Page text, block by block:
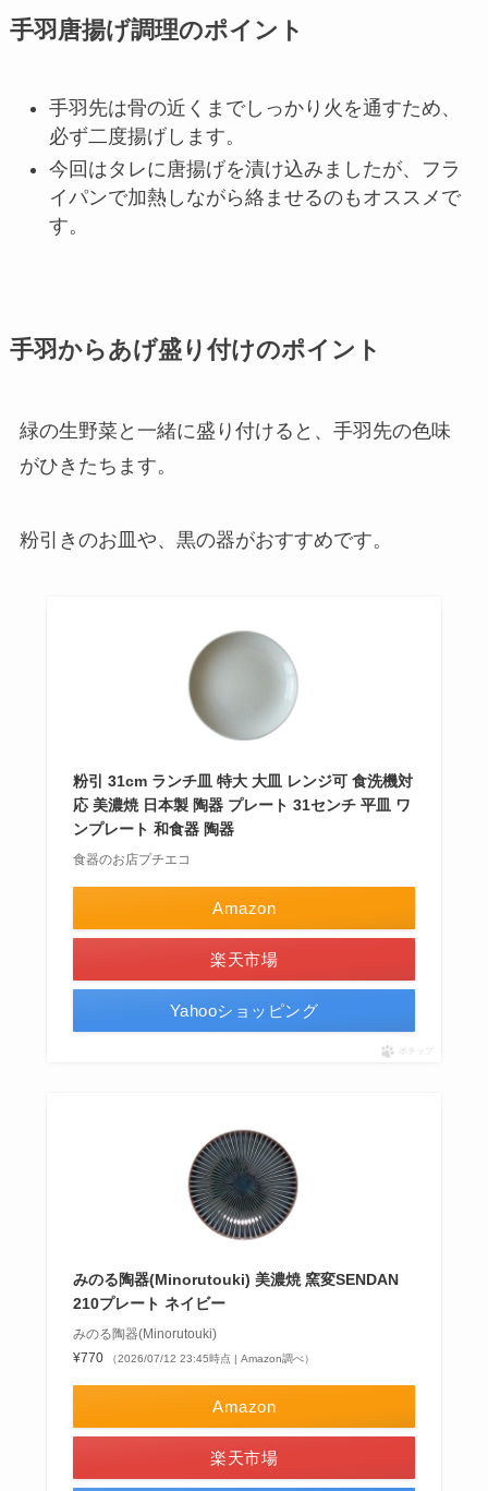
手羽唐揚げ調理のポイント
手羽先は骨の近くまでしっかり火を通すため、
必ず二度揚げします。
今回はタレに唐揚げを漬け込みましたが、フラ
イパンで加熱しながら絡ませるのもオススメで
す。
手羽からあげ盛り付けのポイント
緑の生野菜と一緒に盛り付けると、手羽先の色味
がひきたちます。
粉引きのお皿や、黒の器がおすすめです。
粉引 31cm ランチ皿 特大 大皿 レンジ可 食洗機対
応 美濃焼 日本製 陶器 プレート 31センチ 平皿 ワ
ンプレート 和食器 陶器
食器のお店プチエコ
Amazon
楽天市場
Yahooショッピング
ポチップ
みのる陶器(Minorutouki) 美濃焼 窯変SENDAN
210プレート ネイビー
みのる陶器(Minorutouki)
¥770
（2026/07/12 23:45時点 | Amazon調べ）
Amazon
楽天市場